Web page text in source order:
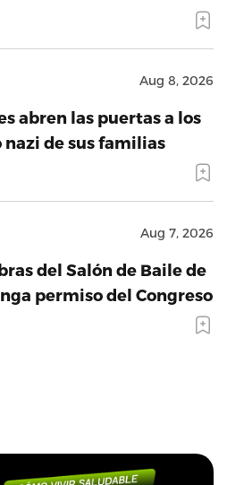
Aug 8, 2026
abren las puertas a los
nazi de sus familias
Aug 7, 2026
del Salón de Baile de
permiso del Congreso